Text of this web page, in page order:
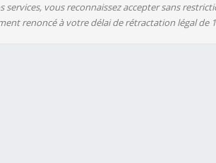
services, vous reconnaissez accepter sans
renoncé à votre délai de rétractation légal